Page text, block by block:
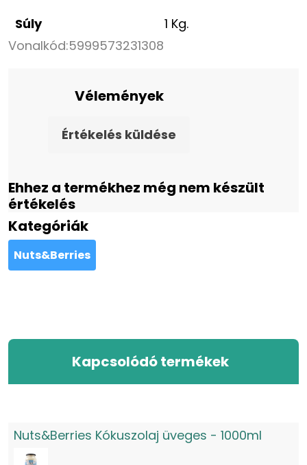
Súly
1 Kg.
Vonalkód:5999573231308
Vélemények
Értékelés küldése
Ehhez a termékhez még nem készült
értékelés
Kategóriák
Nuts&Berries
Kapcsolódó termékek
Nuts&Berries Kókuszolaj üveges - 1000ml